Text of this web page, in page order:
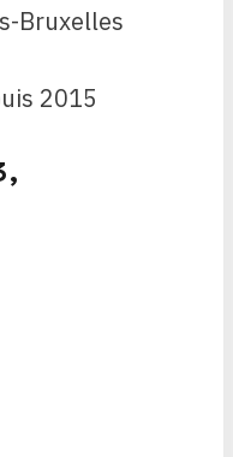
Bruxelles
2015